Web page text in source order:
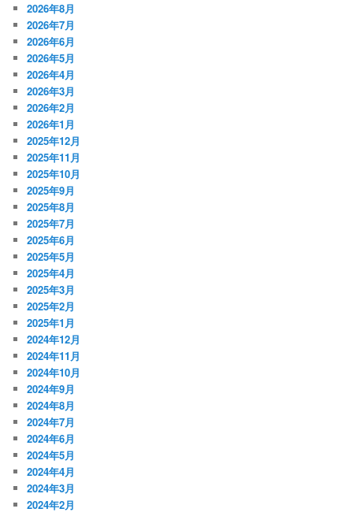
2026年8月
2026年7月
2026年6月
2026年5月
2026年4月
2026年3月
2026年2月
2026年1月
2025年12月
2025年11月
2025年10月
2025年9月
2025年8月
2025年7月
2025年6月
2025年5月
2025年4月
2025年3月
2025年2月
2025年1月
2024年12月
2024年11月
2024年10月
2024年9月
2024年8月
2024年7月
2024年6月
2024年5月
2024年4月
2024年3月
2024年2月